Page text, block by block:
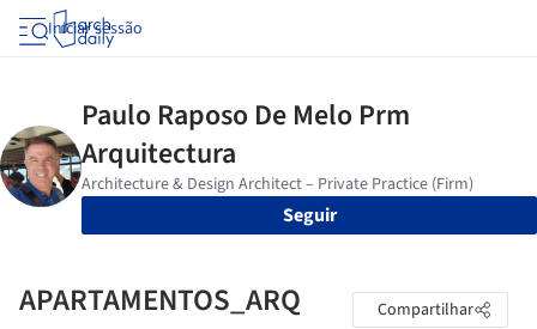
Iniciar sessão
Seguir
APARTAMENTOS_ARQ Compartilhar